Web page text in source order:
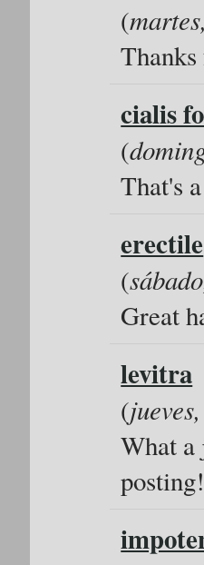
(
cialis
(
That's
erectile
(
Great
levitra
(
What